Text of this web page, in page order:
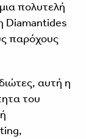
πολυτελή
Diamantides
παρόχους
αυτή η
του